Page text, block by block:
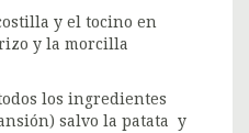
y el tocino en
y la morcilla
los ingredientes
salvo la patata y